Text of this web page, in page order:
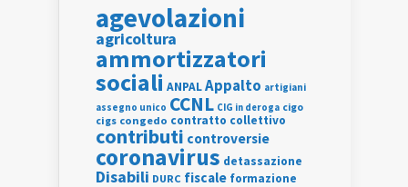
agevolazioni
agricoltura
ammortizzatori
sociali ANPALAppalto artigiani
assegno unico CCNL CIG in deroga cigo
cigs congedo contratto collettivo
contributi controversie
coronavirus detassazione
Disabili DURC fiscale formazione